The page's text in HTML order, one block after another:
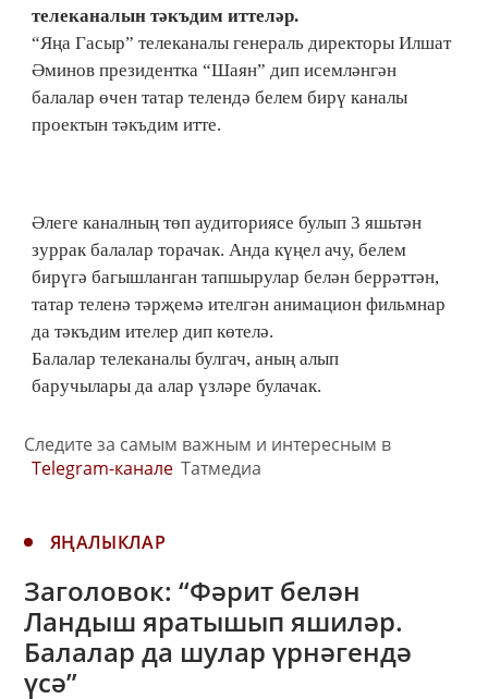
телеканалын тәкъдим иттеләр.
“Яңа Гасыр” телеканалы генераль директоры Илшат
Әминов президентка “Шаян” дип исемләнгән
балалар өчен татар телендә белем бирү каналы
проектын тәкъдим итте.
Әлеге каналның төп аудиториясе булып 3 яшьтән
зуррак балалар торачак. Анда күңел ачу, белем
бирүгә багышланган тапшырулар белән беррәттән,
татар теленә тәрҗемә ителгән анимацион фильмнар
да тәкъдим ителер дип көтелә.
Балалар телеканалы булгач, аның алып
баручылары да алар үзләре булачак.
Следите за самым важным и интересным в
Telegram-канале Татмедиа
ЯҢАЛЫКЛАР
Заголовок: “Фәрит белән
Ландыш яратышып яшиләр.
Балалар да шулар үрнәгендә
үсә”